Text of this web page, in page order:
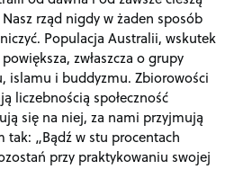
rząd nigdy w żaden sposób
Populacja Australii, wskutek
zwłaszcza o grupy
islamu i buddyzmu. Zbiorowości
liczebnością społeczność
się na niej, za nami przyjmują
tak: „Bądź w stu procentach
przy praktykowaniu swojej